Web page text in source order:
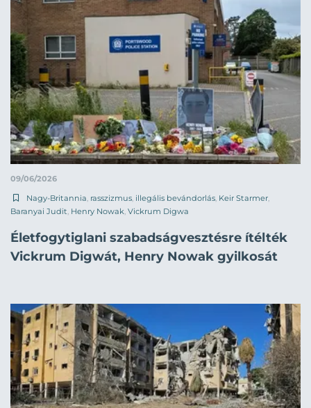
09/06/2026
Nagy-Britannia rasszizmus illegális bevándorlás Keir Starmer
Baranyai Judit Henry Nowak Vickrum Digwa
Életfogytiglani szabadságvesztésre ítélték
Vickrum Digwát, Henry Nowak gyilkosát